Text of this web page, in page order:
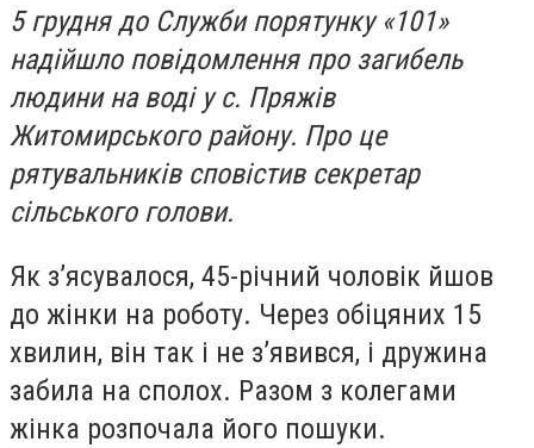
5 грудня до Служби порятунку «101»
надійшло повідомлення про загибель
людини на воді у с. Пряжів
Житомирського району. Про це
рятувальників сповістив секретар
сільського голови.
Як з’ясувалося, 45-річний чоловік йшов
до жінки на роботу. Через обіцяних 15
хвилин, він так і не з’явився, і дружина
забила на сполох. Разом з колегами
жінка розпочала його пошуки.